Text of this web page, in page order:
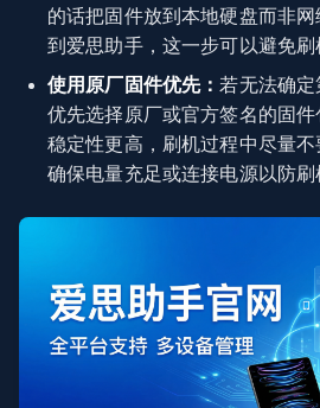
的话把固件放到本地硬盘而非
到爱思助手，这一步可以避免刷
使用原厂固件优先： 若无法确定
优先选择原厂或官方签名的固
稳定性更高，刷机过程中尽量不
确保电量充足或连接电源以防刷